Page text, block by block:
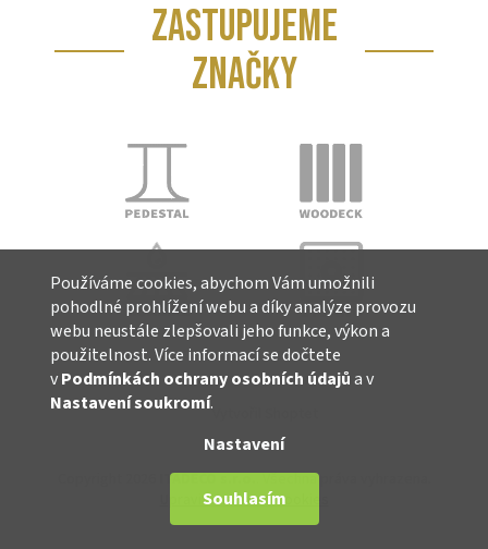
Používáme cookies, abychom Vám umožnili
pohodlné prohlížení webu a díky analýze provozu
webu neustále zlepšovali jeho funkce, výkon a
použitelnost. Více informací se dočtete
vPodmínkách ochrany osobních údajůa v
Nastavení soukromí.
Nastavení
Souhlasím
ZASTUPUJEME
ZNAČKY
Vytvořil Shoptet
ITADECO s.r.o.. Všechna práva vyhrazena.
Upravit nastavení cookies